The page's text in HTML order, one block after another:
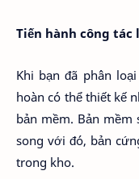
Tiến hành công
Khi bạn đã phân
hoàn có thể thiết kế
bản mềm. Bản
song với đó, bản
trong kho.